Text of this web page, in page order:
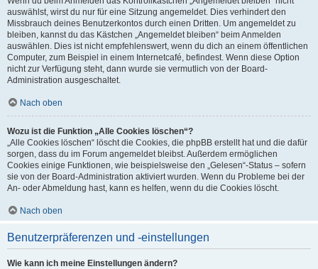
auswählst, wirst du nur für eine Sitzung angemeldet. Dies verhindert den
Missbrauch deines Benutzerkontos durch einen Dritten. Um angemeldet zu
bleiben, kannst du das Kästchen „Angemeldet bleiben“ beim Anmelden
auswählen. Dies ist nicht empfehlenswert, wenn du dich an einem öffentlichen
Computer, zum Beispiel in einem Internetcafé, befindest. Wenn diese Option
nicht zur Verfügung steht, dann wurde sie vermutlich von der Board-
Administration ausgeschaltet.
Nach oben
Wozu ist die Funktion „Alle Cookies löschen“?
„Alle Cookies löschen“ löscht die Cookies, die phpBB erstellt hat und die dafür
sorgen, dass du im Forum angemeldet bleibst. Außerdem ermöglichen
Cookies einige Funktionen, wie beispielsweise den „Gelesen“-Status – sofern
sie von der Board-Administration aktiviert wurden. Wenn du Probleme bei der
An- oder Abmeldung hast, kann es helfen, wenn du die Cookies löscht.
Nach oben
Benutzerpräferenzen und -einstellungen
Wie kann ich meine Einstellungen ändern?